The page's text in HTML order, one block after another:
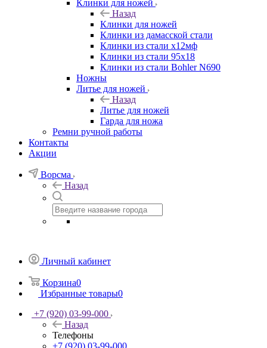
Клинки для ножей
Назад
Клинки для ножей
Клинки из дамасской стали
Клинки из стали х12мф
Клинки из стали 95х18
Клинки из стали Bohler N690
Ножны
Литье для ножей
Назад
Литье для ножей
Гарда для ножа
Ремни ручной работы
Контакты
Акции
Ворсма
Назад
Личный кабинет
Корзина0
Избранные товары0
+7 (920) 03-99-000
Назад
Телефоны
+7 (920) 03-99-000